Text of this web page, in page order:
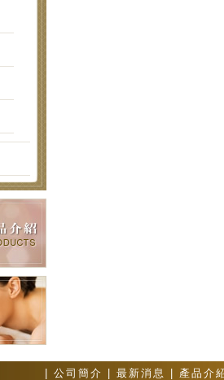
公司簡介 最新消息 產品介